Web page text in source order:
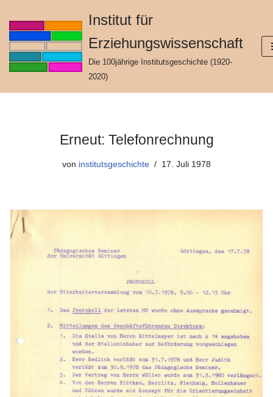
Zum
springen
Institut für
Erziehungswissenschaft
Die 100jährige Institutsgeschichte (1920-
2020)
Erneut: Telefonrechnung
von institutsgeschichte 17. Juli 1978